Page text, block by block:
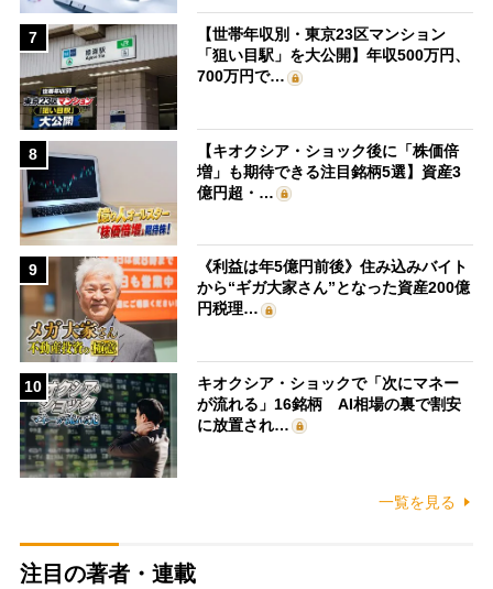
7
【世帯年収別・東京23区マンション
「狙い目駅」を大公開】年収500万円、
700万円で…
8
【キオクシア・ショック後に「株価倍
増」も期待できる注目銘柄5選】資産3
億円超・…
9
《利益は年5億円前後》住み込みバイト
から“ギガ大家さん”となった資産200億
円税理…
10
キオクシア・ショックで「次にマネー
が流れる」16銘柄 AI相場の裏で割安
に放置され…
一覧を見る
注目の著者・連載